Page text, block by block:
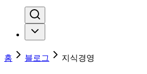
홈 블로그 지식경영